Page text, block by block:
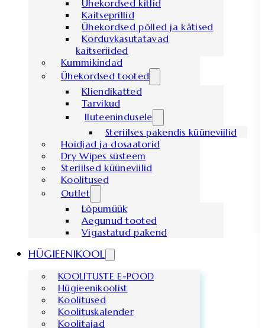
Ühekordsed kitlid
Kaitseprillid
Ühekordsed põlled ja kätised
Korduvkasutatavad
kaitseriided
Kummikindad
Ühekordsed tooted
Kliendikatted
Tarvikud
Iluteenindusele
Steriilses pakendis küüneviilid
Hoidjad ja dosaatorid
Dry Wipes süsteem
Steriilsed küüneviilid
Koolitused
Outlet
Lõpumüük
Aegunud tooted
Vigastatud pakend
HÜGIEENIKOOL
KOOLITUSTE E-POOD
Hügieenikoolist
Koolitused
Koolituskalender
Koolitajad